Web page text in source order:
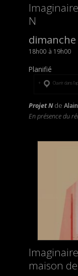
N
18h00 19h00
Planifié
Ouvrir dans
Projet Nde
En présence du
maison